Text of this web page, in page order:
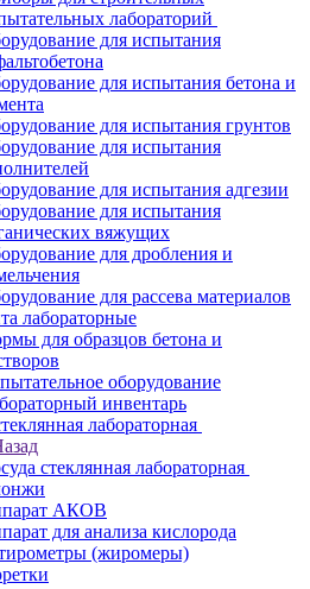
лабораторий
для испытания
для испытания бетона и
для испытания грунтов
для испытания
для испытания адгезии
для испытания
вяжущих
для дробления и
для рассева материалов
лабораторные
для образцов бетона и
оборудование
инвентарь
лабораторная
стеклянная лабораторная
АКОВ
для анализа кислорода
(жиромеры)